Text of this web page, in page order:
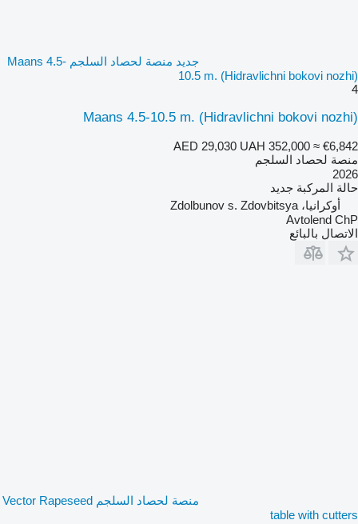
جديد منصة لحصاد السلجم Maans 4.5-
10.5 m. (Hidravlichni bokovi nozhi)
4
Maans 4.5-10.5 m. (Hidravlichni bokovi nozhi)
AED 29,030 UAH 352,000 ≈ €6,842
منصة لحصاد السلجم
2026
حالة المركبة جديد
أوكرانيا، Zdolbunov s. Zdovbitsya
Avtolend ChP
الاتصال بالبائع
منصة لحصاد السلجم Vector Rapeseed
table with cutters